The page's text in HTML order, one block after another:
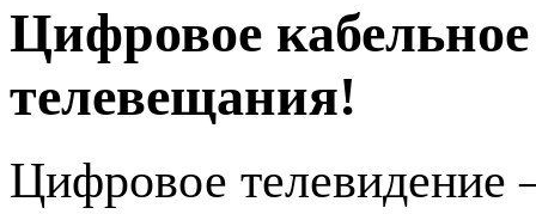
Цифровое
телевещания!
Цифровое телевидение